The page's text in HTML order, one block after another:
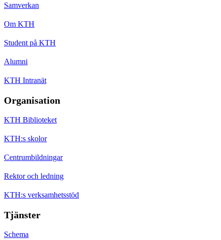
Samverkan
Om KTH
Student på KTH
Alumni
KTH Intranät
Organisation
KTH Biblioteket
KTH:s skolor
Centrumbildningar
Rektor och ledning
KTH:s verksamhetsstöd
Tjänster
Schema